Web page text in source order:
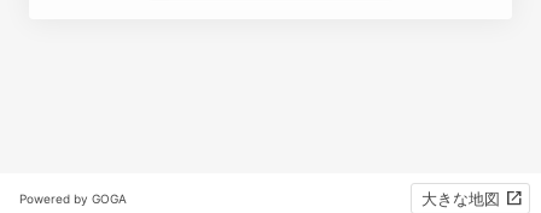
Powered by GOGA 大きな地図